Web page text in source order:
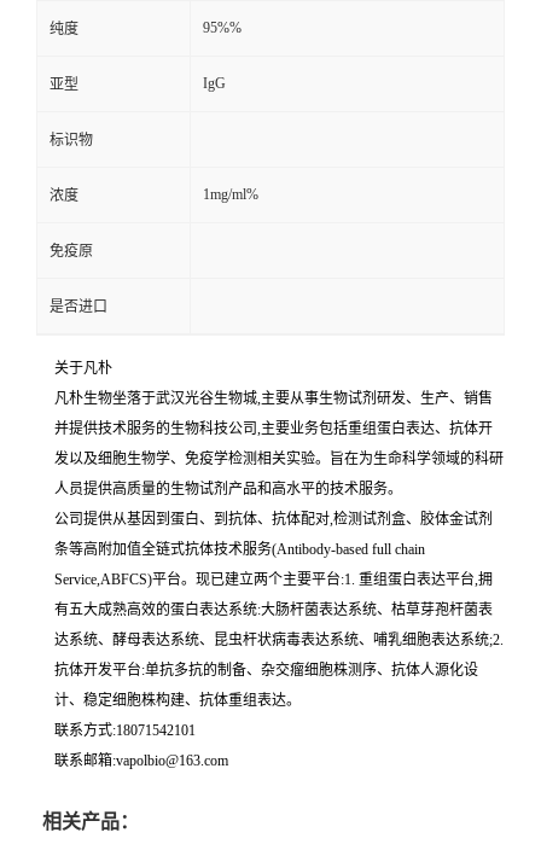
纯度 95%%
亚型 IgG
标识物
浓度 1mg/ml%
免疫原
是否进口
关于凡朴
凡朴生物坐落于武汉光谷生物城,主要从事生物试剂研发、生产、销售
并提供技术服务的生物科技公司,主要业务包括重组蛋白表达、抗体开
发以及细胞生物学、免疫学检测相关实验。旨在为生命科学领域的科研
人员提供高质量的生物试剂产品和高水平的技术服务。
公司提供从基因到蛋白、到抗体、抗体配对,检测试剂盒、胶体金试剂
条等高附加值全链式抗体技术服务(Antibody-based full chain
Service,ABFCS)平台。现已建立两个主要平台:1. 重组蛋白表达平台,拥
有五大成熟高效的蛋白表达系统:大肠杆菌表达系统、枯草芽孢杆菌表
达系统、酵母表达系统、昆虫杆状病毒表达系统、哺乳细胞表达系统;2.
抗体开发平台:单抗多抗的制备、杂交瘤细胞株测序、抗体人源化设
计、稳定细胞株构建、抗体重组表达。
联系方式:18071542101
联系邮箱:vapolbio@163.com
相关产品：